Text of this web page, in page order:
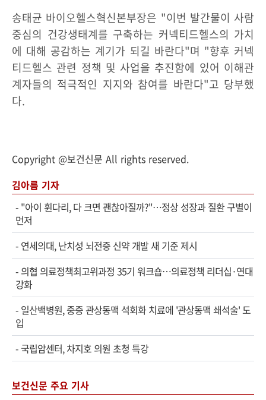
송태균 바이오헬스혁신본부장은 "이번 발간물이 사람
중심의 건강생태계를 구축하는 커넥티드헬스의 가치
에 대해 공감하는 계기가 되길 바란다"며 "향후 커넥
티드헬스 관련 정책 및 사업을 추진함에 있어 이해관
계자들의 적극적인 지지와 참여를 바란다"고 당부했
다.
Copyright @보건신문 All rights reserved.
김아름 기자
- "아이 휜다리, 다 크면 괜찮아질까?"…정상 성장과 질환 구별이
먼저
- 연세의대, 난치성 뇌전증 신약 개발 새 기준 제시
- 의협 의료정책최고위과정 35기 워크숍…의료정책 리더십·연대
강화
- 일산백병원, 중증 관상동맥 석회화 치료에 '관상동맥 쇄석술' 도
입
-국립암센터, 차지호 의원 초청 특강
보건신문 주요 기사